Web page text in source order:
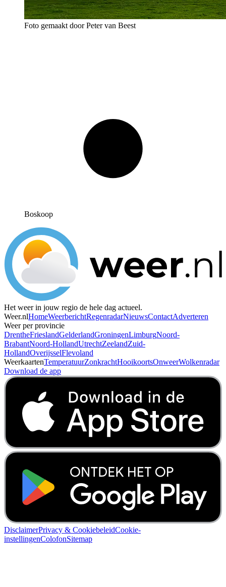
Foto gemaakt door Peter van Beest
Boskoop
Het weer in jouw regio de hele dag actueel.
Weer.nlHomeWeerberichtRegenradarNieuwsContactAdverteren
Weer per provincie
DrentheFrieslandGelderlandGroningenLimburgNoord-
BrabantNoord-HollandUtrechtZeelandZuid-
HollandOverijsselFlevoland
WeerkaartenTemperatuurZonkrachtHooikoortsOnweerWolkenradar
Download de app
DisclaimerPrivacy & CookiebeleidCookie-
instellingenColofonSitemap